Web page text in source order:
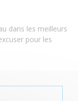
dans les meilleurs
pour les